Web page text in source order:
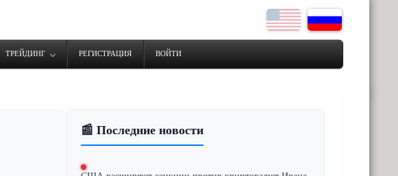
ТРЕЙДИНГ РЕГИСТРАЦИЯ ВОЙТИ
📰 Последние новости